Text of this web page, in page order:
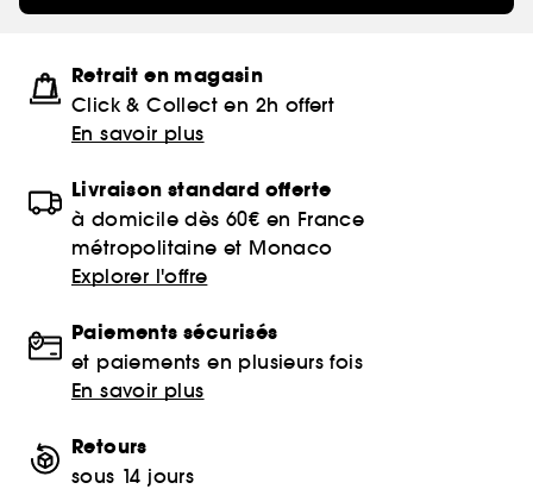
Retrait en magasin
Click & Collect en 2h offert
En savoir plus
Livraison standard offerte
à domicile dès 60€ en France
métropolitaine et Monaco
Explorer l'offre
Paiements sécurisés
et paiements en plusieurs fois
En savoir plus
Retours
sous 14 jours